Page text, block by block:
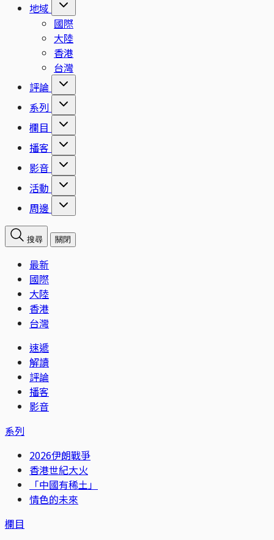
地域
國際
大陸
香港
台灣
評論
系列
欄目
播客
影音
活動
周邊
搜尋 關閉
最新
國際
大陸
香港
台灣
速遞
解讀
評論
播客
影音
系列
2026伊朗戰爭
香港世紀大火
「中國有稀土」
情色的未來
欄目